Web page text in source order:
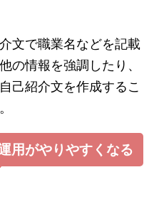
文で職業名などを記載
の情報を強調したり、
己紹介文を作成するこ
用がやりやすくなる